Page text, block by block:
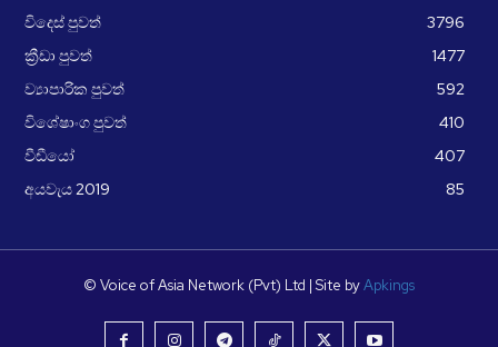
විදෙස් පුවත්
3796
ක්‍රීඩා පුවත්
1477
ව්‍යාපාරික පුවත්
592
විශේෂාංග පුවත්
410
වීඩීයෝ
407
අයවැය 2019
85
© Voice of Asia Network (Pvt) Ltd | Site byApkings